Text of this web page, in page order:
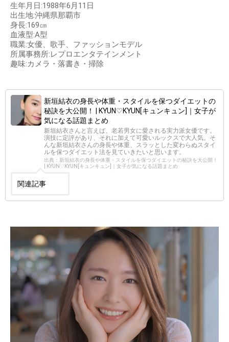
生年月日:1988年6月11日
出生地:沖縄県那覇市
身長:169㎝
血液型:A型
職業:女優、歌手、ファッションモデル
所属事務所:レプロエンタテインメント
趣味:カメラ・落書き・掃除
新垣結衣の身長や体重・スタイルを保つダイエットの
秘訣を大公開！ | KYUN♡KYUN[キュンキュン]｜女子が
気になる話題まとめ
新垣結衣さんと言えば、老若男女に愛される実力派女優です。
演技に定評があり、それに加えて可愛いルックスで大人気。そ
んな新垣結衣さんの身長や体重、スラッとした変わらぬスタイ
ルを保つダイエット法を見ていきたいと思います。
出典：新垣結衣の身長や体重・スタイルを保つダイエットの秘訣を大公開！
| KYUN♡KYUN[キュンキュン]｜女子が気になる話題まとめ
関連記事